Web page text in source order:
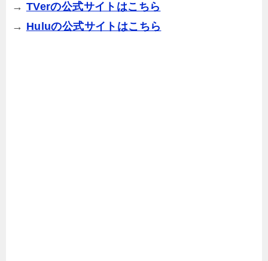
→ TVerの公式サイトはこちら
→ Huluの公式サイトはこちら